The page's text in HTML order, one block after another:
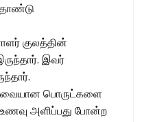
குலத்தின்
இவர்
பொருட்களை
அளிப்பது போன்ற